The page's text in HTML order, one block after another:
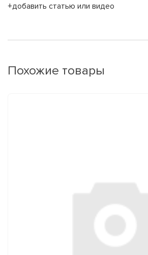
+добавить статью или видео
Похожие товары